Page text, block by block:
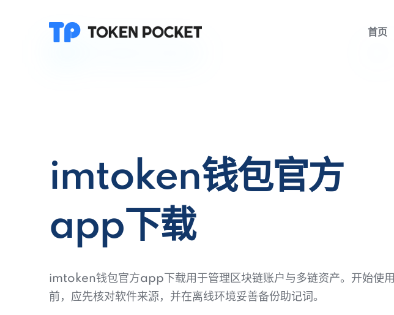
首页
imtoken钱包官方
app下载
imtoken钱包官方app下载用于管理区块链账户与多链资产。开始使用
前，应先核对软件来源，并在离线环境妥善备份助记词。